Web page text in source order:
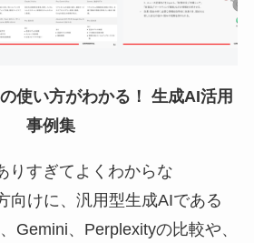
使い方がわかる！ 生成AI活用
事例集
りすぎてよくわからな
向けに、汎用型生成AIである
Gemini、Perplexityの比較や、